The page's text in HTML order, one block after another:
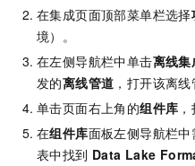
在集成页面顶部菜单栏选择
境）。
在左侧导航栏中单击离线集
发的离线管道 ，打开该离
单击页面右上角的组件库
在组件库面板左侧导航栏中
表中找到 Data Lake